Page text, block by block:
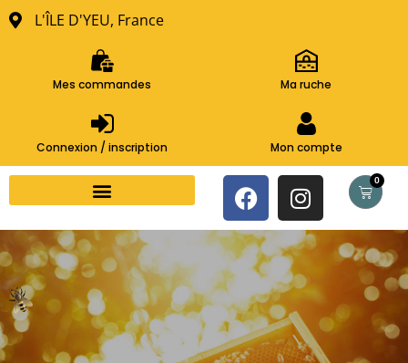
L'ÎLE D'YEU, France
Mes commandes Ma ruche
Connexion / inscription Mon compte
0